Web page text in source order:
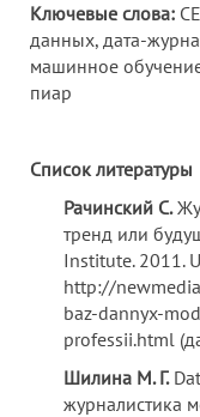
Ключевые слова:
данных, дата-
машинное
пиар
Список литературы
Рачинский С.
тренд или
Institute. 2011.
http://
baz-dannyx-
professii.html
Шилина М. Г.
журналистика